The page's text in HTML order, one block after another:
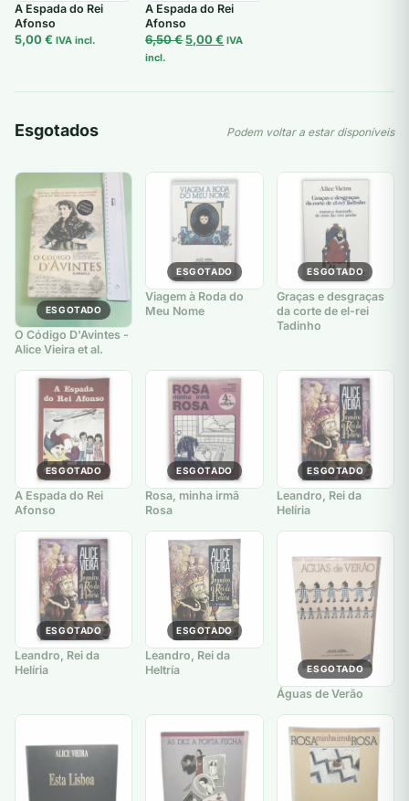
A Espada do Rei
Afonso
5,00€ IVA incl.
A Espada do Rei
Afonso
6,50€O
era:
5,00€ O
é:
IVA
incl.
Esgotados Podem voltar a estar disponíveis
ESGOTADO
O Código D'Avintes -
Alice Vieira et al.
ESGOTADO
Viagem à Roda do
Meu Nome
ESGOTADO
Graças e desgraças
da corte de el-rei
Tadinho
ESGOTADO
A Espada do Rei
Afonso
ESGOTADO
Rosa, minha irmã
Rosa
ESGOTADO
Leandro, Rei da
Helíria
ESGOTADO
Leandro, Rei da
Helíria
ESGOTADO
Leandro, Rei da
Heltría
ESGOTADO
Águas de Verão